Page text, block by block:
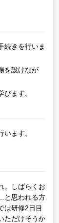
続きを行いま
を設けなが
ます。
ます。
。しばらくお
と思われる方
は研修2日目
ただけそうか